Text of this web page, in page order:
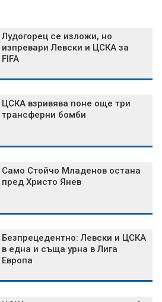
Лудогорец се изложи, но
изпревари Левски и ЦСКА за
FIFA
ЦСКА взривява поне още три
трансферни бомби
Само Стойчо Младенов остана
пред Христо Янев
Безпрецедентно: Левски и ЦСКА
в една и съща урна в Лига
Европа